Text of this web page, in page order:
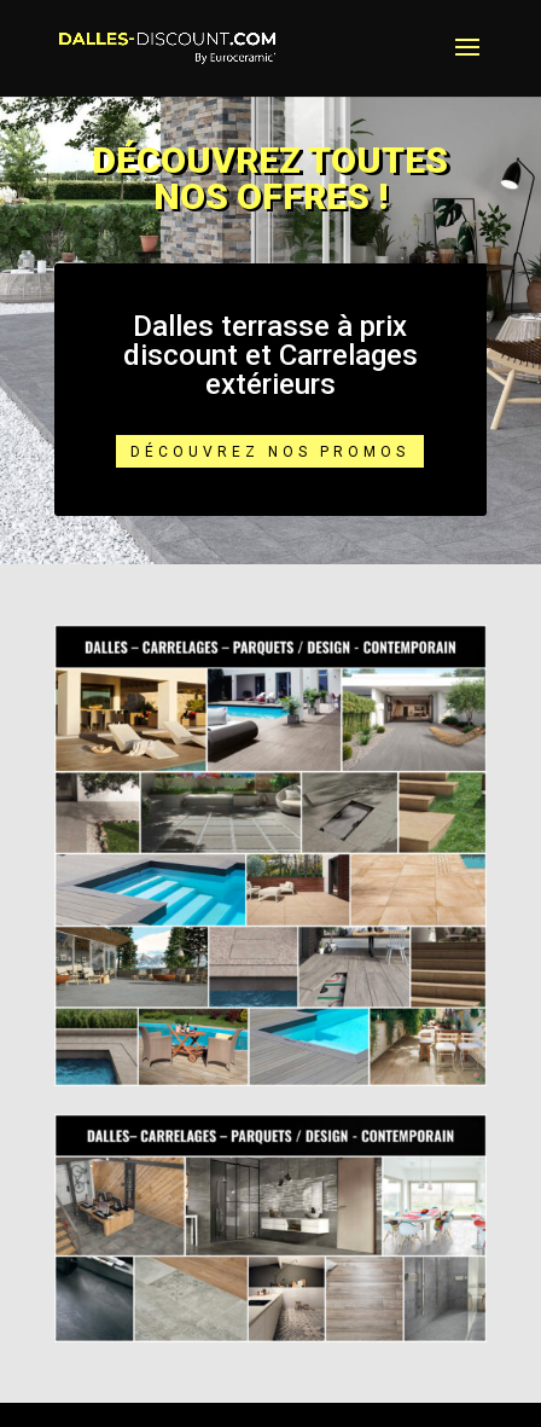
DÉCOUVREZ TOUTES
NOS OFFRES !
Dalles terrasse à prix
discount et Carrelages
extérieurs
DÉCOUVREZ NOS PROMOS